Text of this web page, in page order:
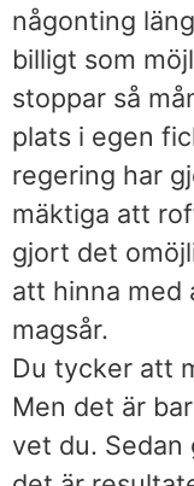
någonting
billigt som
stoppar så
plats i egen
regering har
mäktiga att
gjort det
att hinna med
magsår.
Du tycker att
Men det är
vet du. Sedan